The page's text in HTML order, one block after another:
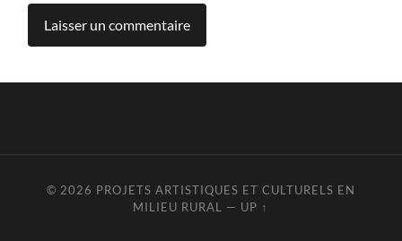
© 2026 PROJETS ARTISTIQUES ET CULTURELS EN
MILIEU RURAL
— UP ↑